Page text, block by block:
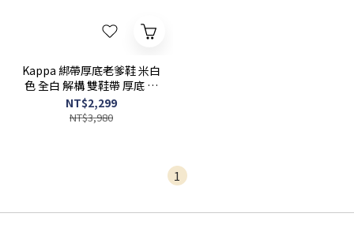
Kappa 綁帶厚底老爹鞋 米白
色 全白 解構 雙鞋帶 厚底 老
爹鞋 /預購
NT$2,299
NT$3,980
1